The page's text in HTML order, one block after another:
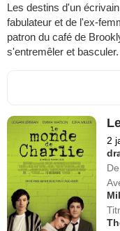
Les destins d'un
fabulateur et de l'ex-
patron du café de
s'entremêler et basculer.
2
De